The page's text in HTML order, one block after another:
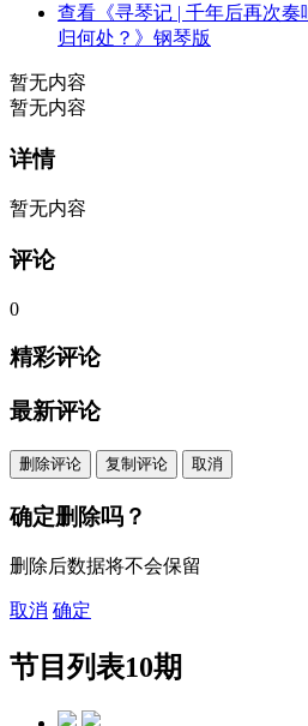
查看《寻琴记 | 千年后再次
归何处？》钢琴版
暂无内容
暂无内容
详情
暂无内容
评论
0
精彩评论
最新评论
删除评论 复制评论 取消
确定删除吗？
删除后数据将不会保留
取消 确定
节目列表10期